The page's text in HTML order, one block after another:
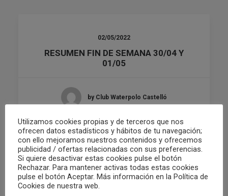
02/05/2022
RESUMEN FIN DE SEMANA 30/04 Y
01/05
by Club Waterpolo Castelló
Utilizamos cookies propias y de terceros que nos
ofrecen datos estadísticos y hábitos de tu navegación;
con ello mejoramos nuestros contenidos y ofrecemos
publicidad / ofertas relacionadas con sus preferencias.
Si quiere desactivar estas cookies pulse el botón
Rechazar. Para mantener activas todas estas cookies
pulse el botón Aceptar. Más información en la Política de
Cookies de nuestra web.